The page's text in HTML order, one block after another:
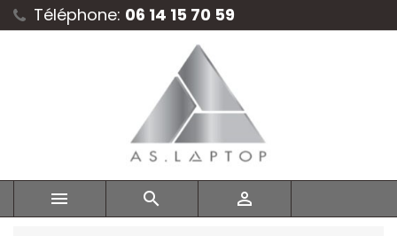
Téléphone: 06 14 15 70 59
  